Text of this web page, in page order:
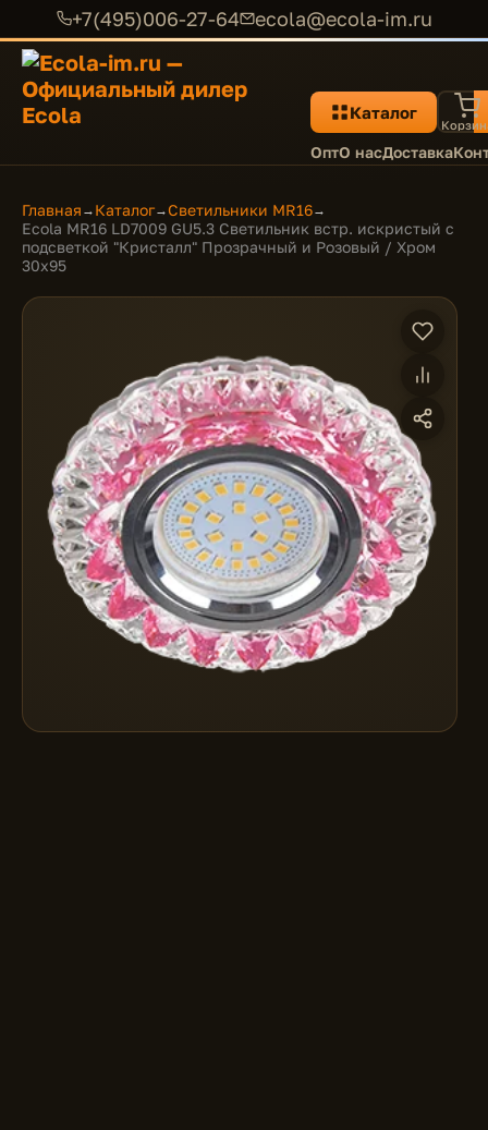
+7(495)006-27-64 ecola@ecola-im.ru
Каталог
ОптО насДоставка
Главная → Каталог→Светильники MR16→
Ecola MR16 LD7009 GU5.3 Светильник встр. искристый с
подсветкой "Кристалл" Прозрачный и Розовый / Хром
30x95